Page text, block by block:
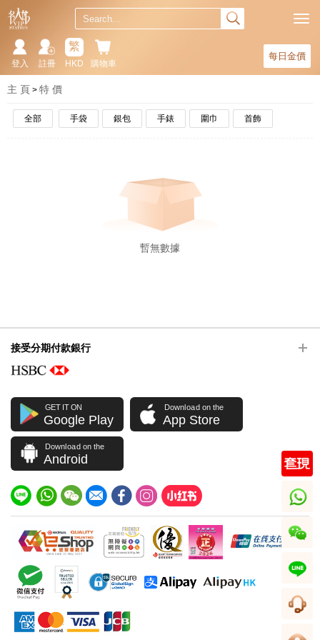
每日金價
購物車
繁
HKD
註冊
登入
主 頁 特 價
全部 手袋 銀包 手錶 圍巾 首飾
暫無數據
接受分期付款銀行
GET IT ON
Google Play
Download on the
App Store
Download on the
Android
whatsapp